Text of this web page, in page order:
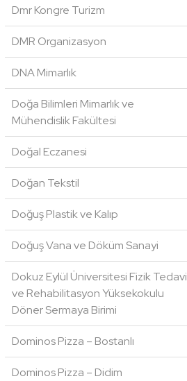
Dmr Kongre Turizm
DMR Organizasyon
DNA Mimarlık
Doğa Bilimleri Mimarlık ve
Mühendislik Fakültesi
Doğal Eczanesi
Doğan Tekstil
Doğuş Plastik ve Kalıp
Doğuş Vana ve Döküm Sanayi
Dokuz Eylül Üniversitesi Fizik Tedavi
ve Rehabilitasyon Yüksekokulu
Döner Sermaya Birimi
Dominos Pizza – Bostanlı
Dominos Pizza – Didim